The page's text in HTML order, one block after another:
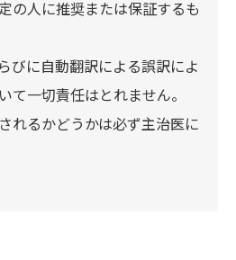
の人に推奨または保証するも
びに自動翻訳による誤訳によ
て一切責任はとれません。
れるかどうかは必ず主治医に